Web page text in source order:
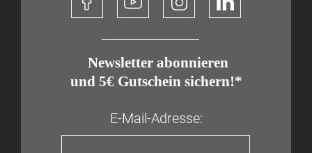
​ Newsletter abonnieren
und 5€ Gutschein sichern!*
E-Mail-Adresse: